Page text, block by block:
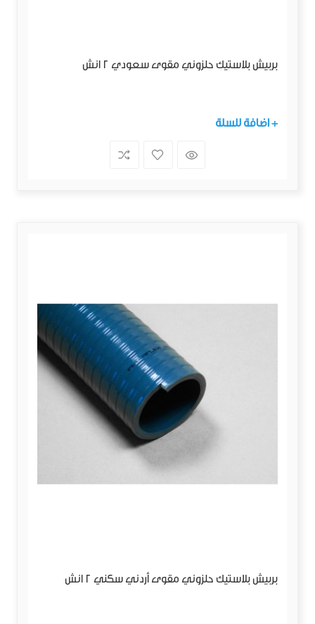
بربيش بلاستيك حلزوني مقوى سعودي 2 انش
+ اضافة للسلة
بربيش بلاستيك حلزوني مقوى أردني سكني 2 انش